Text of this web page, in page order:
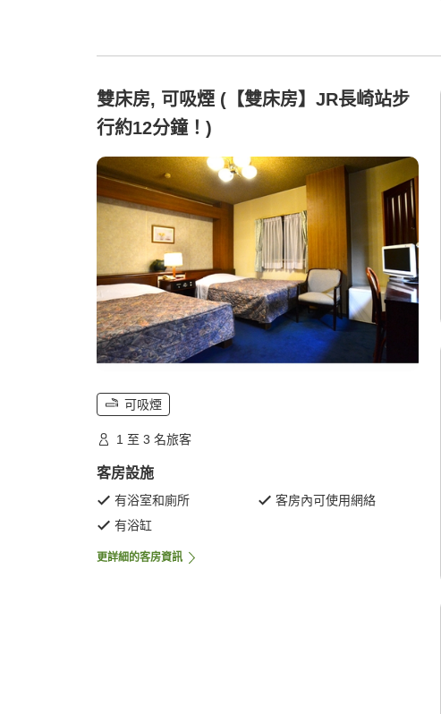
雙床房, 可吸煙 (【雙床房】JR長崎站步
行約12分鐘！)
可吸煙
1 至 3 名旅客
客房設施
有浴室和廁所
客房內可使用網絡
有浴缸
更詳細的客房資訊